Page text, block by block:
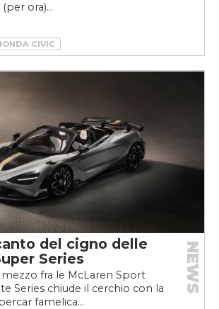
ora)...
CIVIC
R
del cigno delle
Series
mezzo fra le McLaren Sport
Series chiude il cerchio con la
famelica...
NEWS